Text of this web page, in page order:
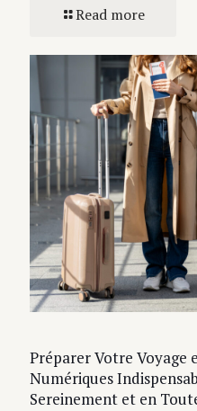
Read more
Préparer Votre Voyage
Numériques
Sereinement et en